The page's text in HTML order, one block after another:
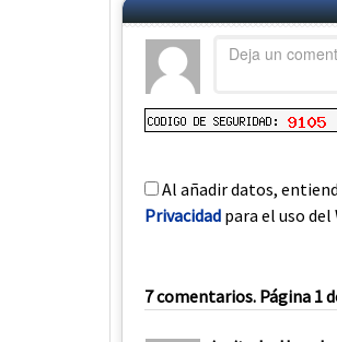
Al añadir datos,
Privacidad para el uso del
7 comentarios. Página 1